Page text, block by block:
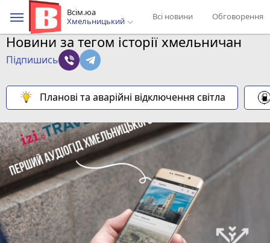
Всім.юа
Хмельницький
Всі новини Обговорення
Новини за тегом історії хмельничан
Підпишись
Планові та аварійні відключення світла